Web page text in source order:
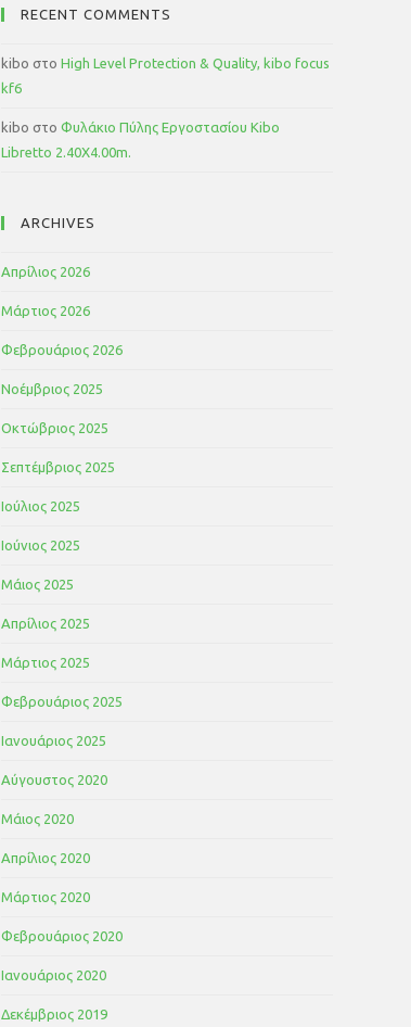
RECENT COMMENTS
kibo στο High Level Protection & Quality, kibo focus
kf6
kibo στο Φυλάκιο Πύλης Εργοστασίου Kibo
Libretto 2.40Χ4.00m.
ARCHIVES
Απρίλιος 2026
Μάρτιος 2026
Φεβρουάριος 2026
Νοέμβριος 2025
Οκτώβριος 2025
Σεπτέμβριος 2025
Ιούλιος 2025
Ιούνιος 2025
Μάιος 2025
Απρίλιος 2025
Μάρτιος 2025
Φεβρουάριος 2025
Ιανουάριος 2025
Αύγουστος 2020
Μάιος 2020
Απρίλιος 2020
Μάρτιος 2020
Φεβρουάριος 2020
Ιανουάριος 2020
Δεκέμβριος 2019